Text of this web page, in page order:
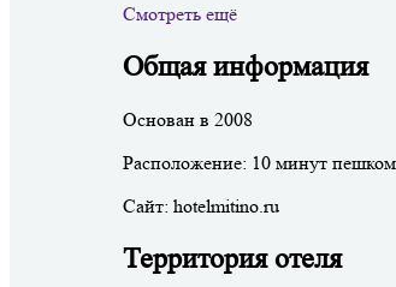
Смотреть ещё
Общая информация
Основан в 2008
Расположение: 10 минут
Сайт: hotelmitino.ru
Территория отеля